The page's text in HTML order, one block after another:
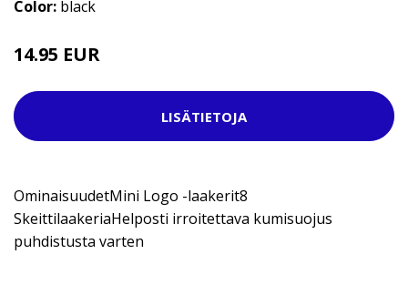
Color: black
14.95 EUR
LISÄTIETOJA
OminaisuudetMini Logo -laakerit8
SkeittilaakeriaHelposti irroitettava kumisuojus
puhdistusta varten